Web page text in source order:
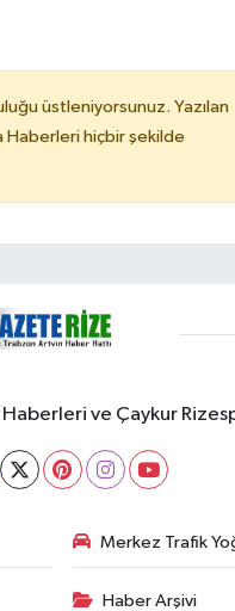
üstleniyorsunuz. Yazılan
Haberleri hiçbir şekilde
ve Çaykur
Merkez Trafik
Haber Arşivi